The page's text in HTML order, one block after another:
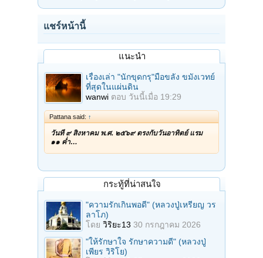
แชร์หน้านี้
แนะนำ
เรื่องเล่า "นักขุดกรุ"มือขลัง ขมังเวทย์
ที่สุดในแผ่นดิน
wanwi ตอบ วันนี้เมื่อ 19:29
Pattana said: ↑
วันที่ ๙ สิงหาคม พ.ศ. ๒๕๖๙ ตรงกับวันอาทิตย์ แรม
๑๑ ค่ำ…
กระทู้ที่น่าสนใจ
"ความรักเกินพอดี" (หลวงปู่เหรียญ วร
ลาโภ)
โดย วิริยะ13 30 กรกฎาคม 2026
"ให้รักษาใจ รักษาความดี" (หลวงปู่
เพียร วิริโย)